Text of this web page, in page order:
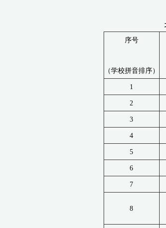
序号
（学校拼音排序）
1
2
3
4
5
6
7
8